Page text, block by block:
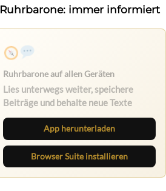
Ruhrbarone: immer informiert
Ruhrbarone auf allen Geräten
Lies unterwegs weiter, speichere
Beiträge und behalte neue Texte
App herunterladen
Browser Suite installieren